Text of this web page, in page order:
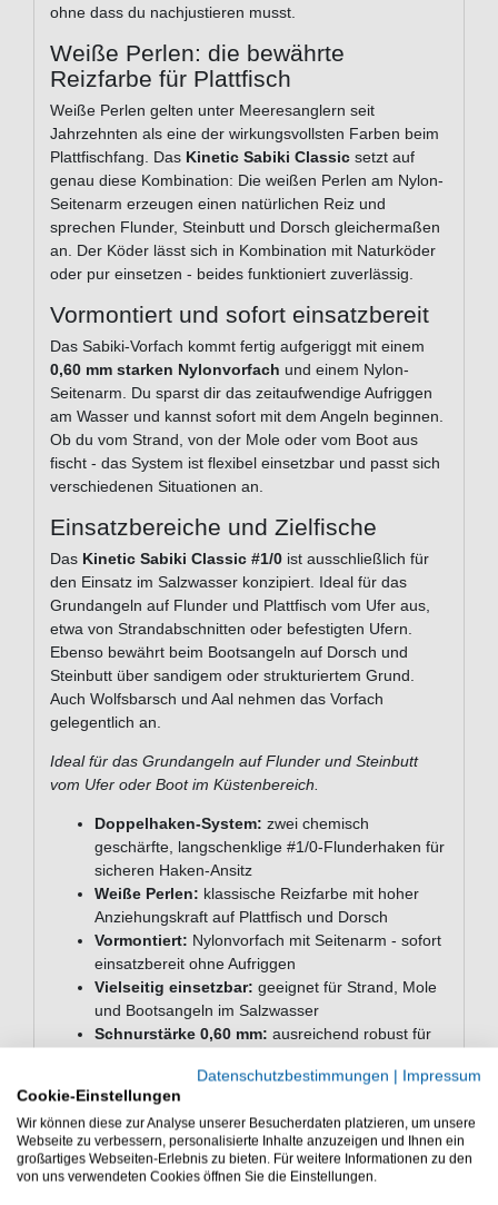
ohne dass du nachjustieren musst.
Weiße Perlen: die bewährte
Reizfarbe für Plattfisch
Weiße Perlen gelten unter Meeres­anglern seit
Jahrzehnten als eine der wirkungsvollsten Farben beim
Plattfischfang. Das Kinetic Sabiki Classic setzt auf
genau diese Kombination: Die weißen Perlen am Nylon-
Seitenarm erzeugen einen natürlichen Reiz und
sprechen Flunder, Steinbutt und Dorsch gleichermaßen
an. Der Köder lässt sich in Kombination mit Naturköder
oder pur einsetzen - beides funktioniert zuverlässig.
Vormontiert und sofort einsatzbereit
Das Sabiki-Vorfach kommt fertig aufgeriggt mit einem
0,60 mm starken Nylonvorfach und einem Nylon-
Seitenarm. Du sparst dir das zeitaufwendige Aufriggen
am Wasser und kannst sofort mit dem Angeln beginnen.
Ob du vom Strand, von der Mole oder vom Boot aus
fischt - das System ist flexibel einsetzbar und passt sich
verschiedenen Situationen an.
Einsatzbereiche und Zielfische
Das Kinetic Sabiki Classic #1/0 ist ausschließlich für
den Einsatz im Salzwasser konzipiert. Ideal für das
Grundangeln auf Flunder und Plattfisch vom Ufer aus,
etwa von Strandabschnitten oder befestigten Ufern.
Ebenso bewährt beim Bootsangeln auf Dorsch und
Steinbutt über sandigem oder strukturiertem Grund.
Auch Wolfsbarsch und Aal nehmen das Vorfach
gelegentlich an.
Ideal für das Grundangeln auf Flunder und Steinbutt
vom Ufer oder Boot im Küstenbereich.
Doppelhaken-System: zwei chemisch
geschärfte, langschenklige #1/0-Flunderhaken für
sicheren Haken-Ansitz
Weiße Perlen: klassische Reizfarbe mit hoher
Anziehungskraft auf Plattfisch und Dorsch
Vormontiert: Nylonvorfach mit Seitenarm - sofort
einsatzbereit ohne Aufriggen
Vielseitig einsetzbar: geeignet für Strand, Mole
und Bootsangeln im Salzwasser
Schnurstärke 0,60 mm: ausreichend robust für
Technische Daten
Hakengröße: #1/0
Vorfachlänge: 90 cm
Schnurstärke: 0,60 mm
Datenschutzbestimmungen | Impressum
Cookie-Einstellungen
Wir können diese zur Analyse unserer Besucherdaten platzieren, um unsere
Webseite zu verbessern, personalisierte Inhalte anzuzeigen und Ihnen ein
großartiges Webseiten-Erlebnis zu bieten. Für weitere Informationen zu den
von uns verwendeten Cookies öffnen Sie die Einstellungen.